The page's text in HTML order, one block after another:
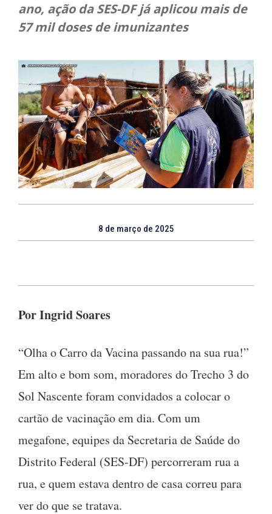
ano, ação da SES-DF já aplicou mais de
57 mil doses de imunizantes
8 de março de 2025
Por Ingrid Soares
“Olha o Carro da Vacina passando na sua rua!”
Em alto e bom som, moradores do Trecho 3 do
Sol Nascente foram convidados a colocar o
cartão de vacinação em dia. Com um
megafone, equipes da Secretaria de Saúde do
Distrito Federal (SES-DF) percorreram rua a
rua, e quem estava dentro de casa correu para
ver do que se tratava.